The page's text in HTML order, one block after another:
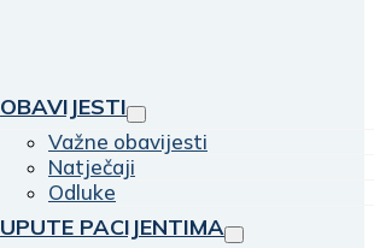
OBAVIJESTI
Važne obavijesti
Natječaji
Odluke
UPUTE PACIJENTIMA